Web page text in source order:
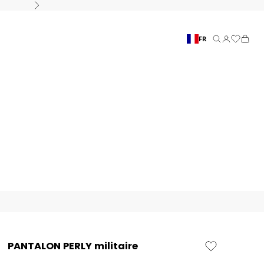
Suivant
FR Recherche
Connexion
Panier
PANTALON PERLY militaire